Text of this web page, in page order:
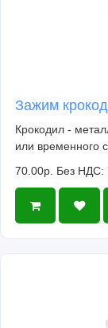
Зажим
Крокодил -
или временного
70.00р. Без НДС: